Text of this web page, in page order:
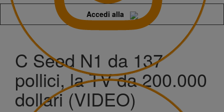
Accedi alla
C Seed N1 da 137
pollici, la TV da 200.000
dollari (VIDEO)